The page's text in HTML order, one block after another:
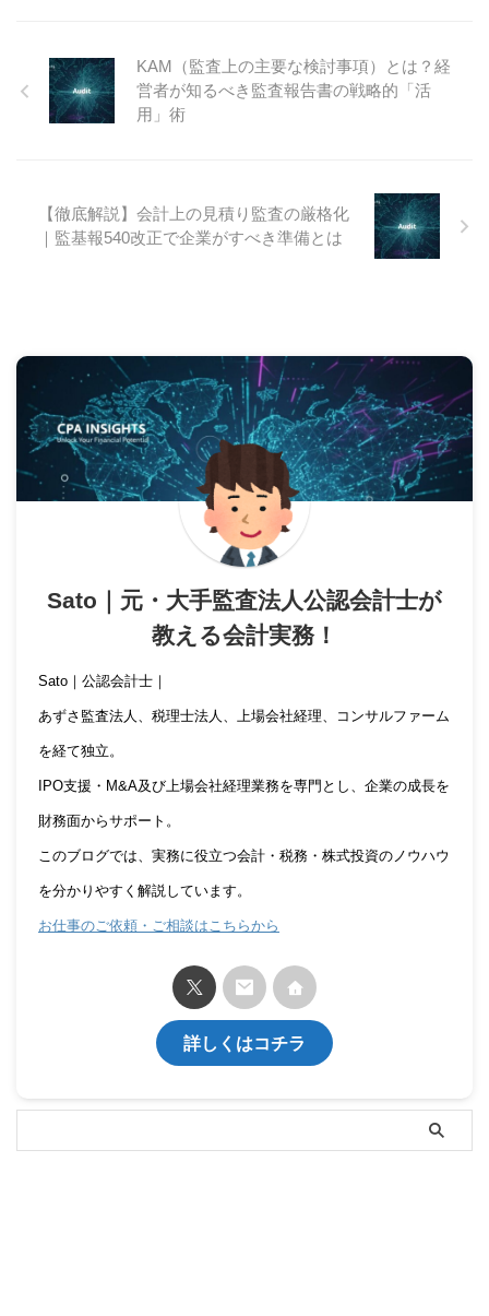
KAM（監査上の主要な検討事項）とは？経
営者が知るべき監査報告書の戦略的「活
用」術
【徹底解説】会計上の見積り監査の厳格化
｜監基報540改正で企業がすべき準備とは
Sato｜元・大手監査法人公認会計士が
教える会計実務！
Sato｜公認会計士｜
あずさ監査法人、税理士法人、上場会社経理、コンサルファーム
を経て独立。
IPO支援・M&A及び上場会社経理業務を専門とし、企業の成長を
財務面からサポート。
このブログでは、実務に役立つ会計・税務・株式投資のノウハウ
を分かりやすく解説しています。
お仕事のご依頼・ご相談はこちらから
詳しくはコチラ